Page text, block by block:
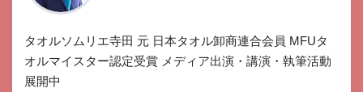
タオルソムリエ寺田 元 日本タオル卸商連合会員 MFUタ
オルマイスター認定受賞 メディア出演・講演・執筆活動
展開中